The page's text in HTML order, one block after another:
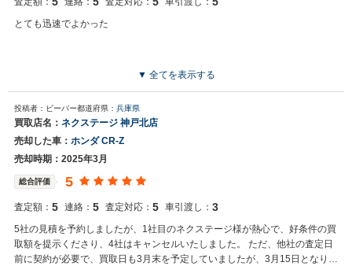
とても迅速でよかった
▼ 全てを表示する
投稿者：ビーバー都道府県： 兵庫県
買取店名： ネクステージ 神戸北店
売却した車： ホンダ CR-Z
売却時期：2025年3月
総合評価 5
査定額： 5 連絡： 5 査定対応： 5 車引渡し： 3
5社の見積を予約しましたが、1社目のネクステージ様が熱心で、好条件の買
取額を提示くださり、4社はキャンセルいたしました。 ただ、他社の査定日
前に契約が必要で、買取日も3月末を予定していましたが、3月15日となり、